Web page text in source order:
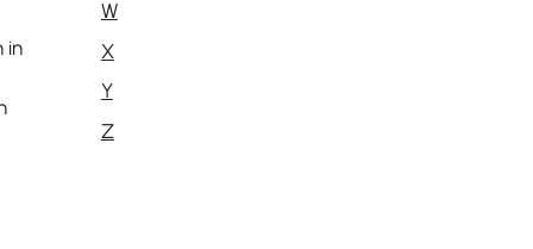
in
W
X
Y
Z